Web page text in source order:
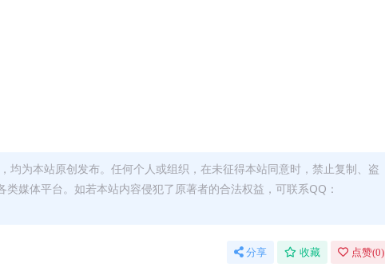
均为本站原创发布。任何个人或组织，在未征得本站同意时，禁止复制、盗
媒体平台。如若本站内容侵犯了原著者的合法权益，可联系QQ：
分享 收藏 点赞(0)